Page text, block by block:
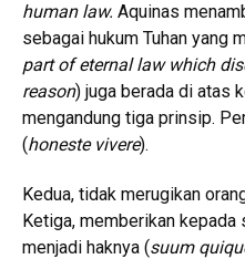
human law. Aquinas
sebagai hukum Tuhan yang
part of eternal law which
reason) juga berada di atas
mengandung tiga prinsip.
(honeste vivere).
Kedua, tidak merugikan
Ketiga, memberikan kepada
menjadi haknya (suum